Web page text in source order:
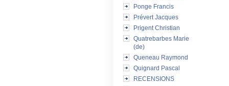
Ponge Francis
Prévert Jacques
Prigent Christian
Quatrebarbes Marie
(de)
Queneau Raymond
Quignard Pascal
RECENSIONS